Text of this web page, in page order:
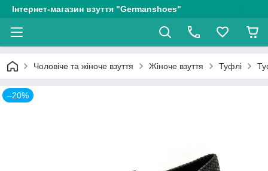
Інтернет-магазин взуття "Germanshoes"
Чоловіче та жіноче взуття Жіноче взуття Туфлі
–20%